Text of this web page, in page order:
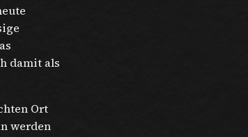
damit als
Ort
werden